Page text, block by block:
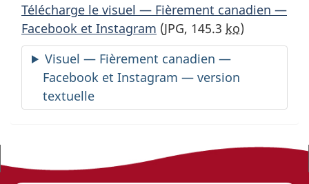
Télécharge le visuel — Fièrement canadien —
Facebook et Instagram (JPG, 145.3 ko)
Visuel — Fièrement canadien —
Facebook et Instagram — version
textuelle